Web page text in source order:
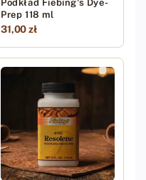
Podkład Fiebing's Dye-
Prep 118 ml
31,00 zł